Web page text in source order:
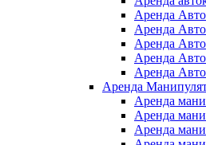
Аренда
Аренда
Аренда
Аренда
Аренда
Аренда
Аренда
Аренда
Аренда